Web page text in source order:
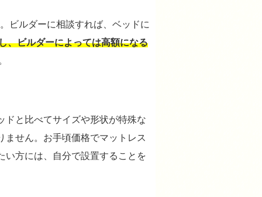
ビルダーに相談すれば、ベッドに
、ビルダーによっては高額になる
ドと比べてサイズや形状が特殊な
ません。お手頃価格でマットレス
い方には、自分で設置することを